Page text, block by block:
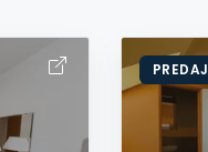
PREDAJ